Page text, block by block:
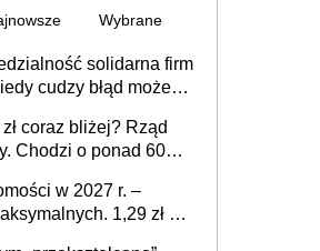
Wybrane
solidarna firm
cudzy błąd może
coraz bliżej? Rząd
Chodzi o ponad 60
w 2027 r. –
1,29 zł za